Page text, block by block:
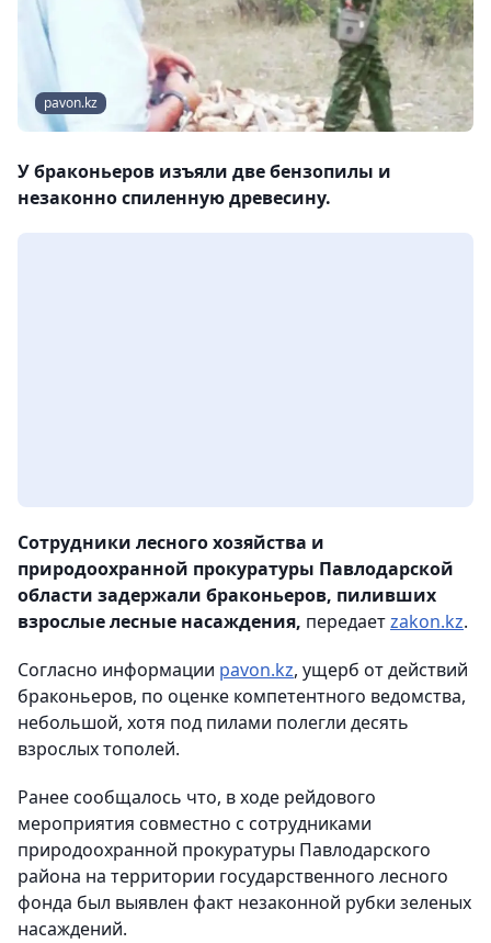
pavon.kz
У браконьеров изъяли две бензопилы и
незаконно спиленную древесину.
Сотрудники лесного хозяйства и
природоохранной прокуратуры Павлодарской
области задержали браконьеров, пиливших
взрослые лесные насаждения, передаетzakon.kz.
Согласно информации pavon.kz, ущерб от действий
браконьеров, по оценке компетентного ведомства,
небольшой, хотя под пилами полегли десять
взрослых тополей.
Ранее сообщалось что, в ходе рейдового
мероприятия совместно с сотрудниками
природоохранной прокуратуры Павлодарского
района на территории государственного лесного
фонда был выявлен факт незаконной рубки зеленых
насаждений.